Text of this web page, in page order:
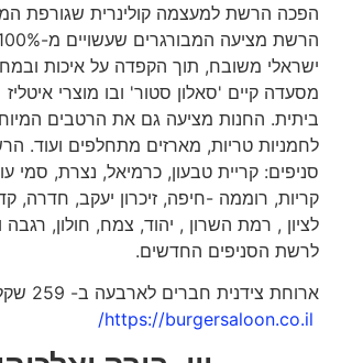
הפכה הרשת למעצמה קולינרית שגורפת
הרשת
ישראלי משובח, תוך הקפדה על איכות
מסעדה קיים 'סאלון סטור' ובו מוצרי איטליז
ביתית. החנות מציעה גם את הרטבים
סניפים: קריית טבעון, כרמיאל, נצרת, סמי
קריות, רוממה -חיפה, זיכרון יעקב, חדרה,
לציון , רמת השרון , יהוד, צמח, חולון, רגבה
לרשת הסניפים החדשים.
ארוחת צידנית חברים
https://burgersaloon.co.il/